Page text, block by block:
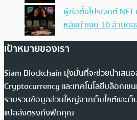
ผู้ก่อตั้งโปรเจกต์
หลังนำเงิน 10 ล้านด
เป้าหมายของเรา
Siam Blockchain มุ่งมั่นที่จะช่วยนำเสน
Cryptocurrency และเทคโนโลยีบล็อกเช
รวบรวมข้อมูลส่วนใหญ่จากเว็บไซต์และเ
แปลส่งตรงถึงฟีดคุณ